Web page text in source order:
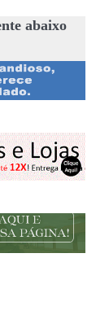
abaixo